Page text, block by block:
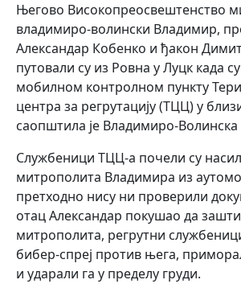
Његово Високопреосвештенство
владимиро-волински Владимир,
Александар Кобенко и ђакон
путовали су из Ровна у Луцк када
мобилном контролном пункту
центра за регрутацију (ТЦЦ) у
саопштила је Владимиро-Волинска
Службеници ТЦЦ-а почели су
митрополита Владимира из
претходно нису ни проверили
отац Александар покушао да
митрополита, регрутни
бибер-спреј против њега,
и ударали га у пределу груди.